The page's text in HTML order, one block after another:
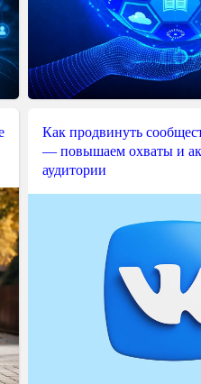
Как продвинуть
— повышаем охваты и
аудитории